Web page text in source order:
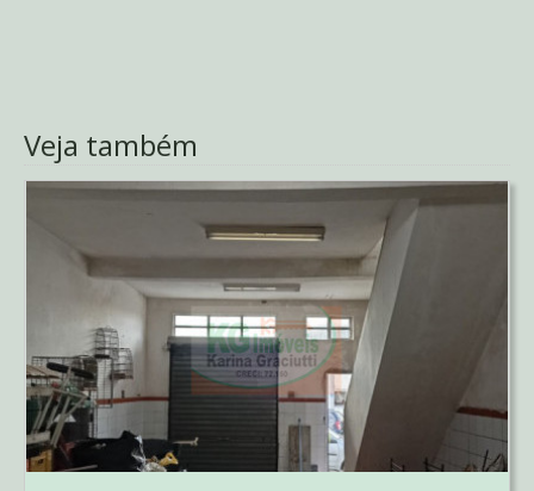
Veja também